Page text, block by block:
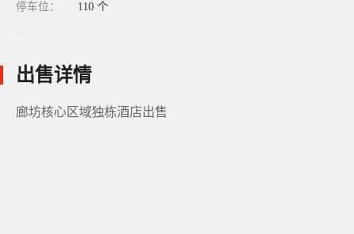
停车位： 110 个
出售详情
廊坊核心区域独栋酒店出售